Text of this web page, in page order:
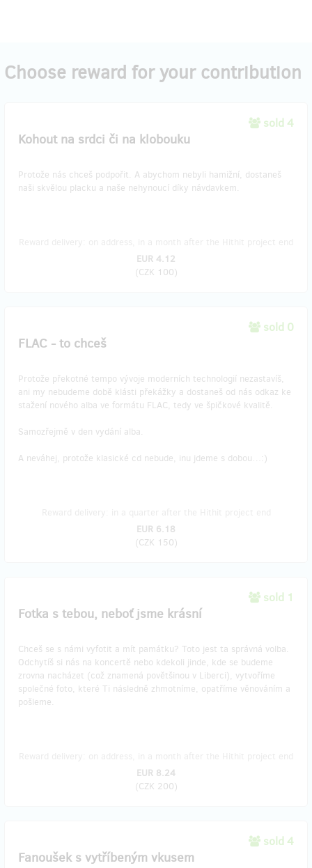
Choose reward for your contribution
sold 4
Kohout na srdci či na klobouku
Protože nás chceš podpořit. A abychom nebyli hamižní, dostaneš
naši skvělou placku a naše nehynoucí díky návdavkem.
EUR 4.12
(CZK 100)
sold 0
FLAC - to chceš
Protože překotné tempo vývoje moderních technologií nezastavíš,
ani my nebudeme době klásti překážky a dostaneš od nás odkaz ke
stažení nového alba ve formátu FLAC, tedy ve špičkové kvalitě.
Samozřejmě v den vydání alba.
A neváhej, protože klasické cd nebude, inu jdeme s dobou…:)
EUR 6.18
(CZK 150)
sold 1
Fotka s tebou, neboť jsme krásní
Chceš se s námi vyfotit a mít památku? Toto jest ta správná volba.
Odchytíš si nás na koncertě nebo kdekoli jinde, kde se budeme
zrovna nacházet (což znamená povětšinou v Liberci), vytvoříme
společné foto, které Ti následně zhmotníme, opatříme věnováním a
pošleme.
EUR 8.24
(CZK 200)
sold 4
Fanoušek s vytříbeným vkusem